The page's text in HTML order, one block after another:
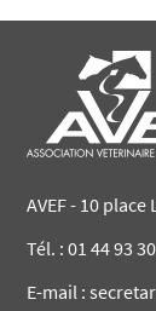
AVEF - 10 place
Tél. : 01 44 93
E-mail :